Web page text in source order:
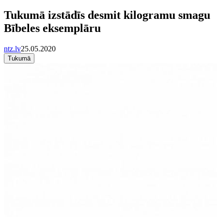
Tukumā izstādīs desmit kilogramu smagu
Bībeles eksemplāru
ntz.lv25.05.2020
Tukumā